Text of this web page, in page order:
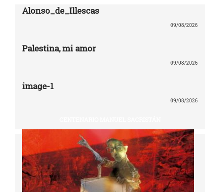
Alonso_de_Illescas
09/08/2026
Palestina, mi amor
09/08/2026
image-1
09/08/2026